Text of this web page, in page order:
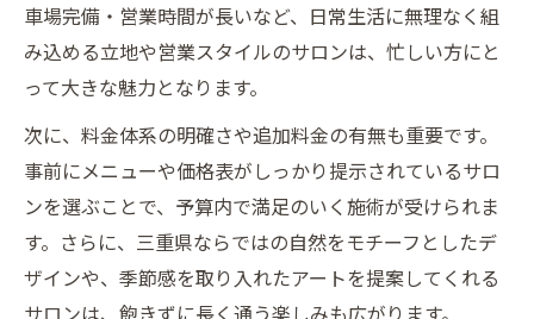
車場完備・営業時間が長いなど、日常生活に無理なく組
み込める立地や営業スタイルのサロンは、忙しい方にと
って大きな魅力となります。
次に、料金体系の明確さや追加料金の有無も重要です。
事前にメニューや価格表がしっかり提示されているサロ
ンを選ぶことで、予算内で満足のいく施術が受けられま
す。さらに、三重県ならではの自然をモチーフとしたデ
ザインや、季節感を取り入れたアートを提案してくれる
サロンは、飽きずに長く通う楽しみも広がります。